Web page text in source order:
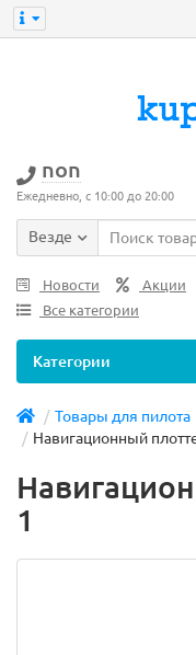
non
Ежедневно, с 10:00 до 20:00
Везде
Новости Акции
Все категории
Категории
Товары для пилота
Навигационный
1